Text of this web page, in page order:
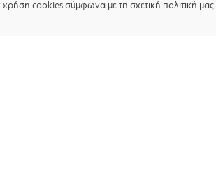
cookies σύμφωνα με τη σχετική πολιτική μας.